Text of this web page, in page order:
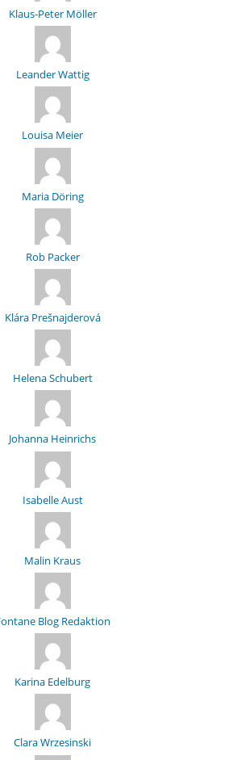
Klaus-Peter Möller
Leander Wattig
Louisa Meier
Maria Döring
Rob Packer
Klára Prešnajderová
Helena Schubert
Johanna Heinrichs
Isabelle Aust
Malin Kraus
Blog Redaktion
Karina Edelburg
Clara Wrzesinski